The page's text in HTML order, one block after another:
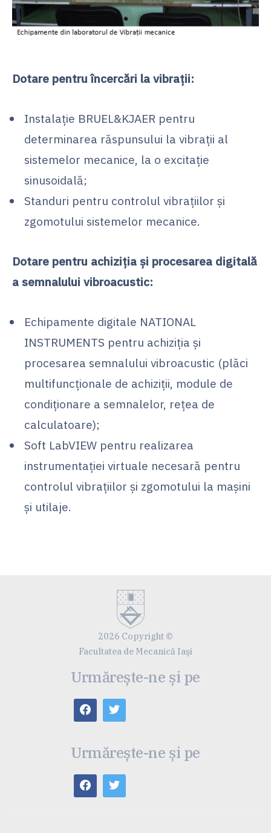
Dotare pentru încercări la vibraţii:
Instalaţie BRUEL&KJAER pentru
determinarea răspunsului la vibraţii al
sistemelor mecanice, la o excitaţie
sinusoidală;
Standuri pentru controlul vibrațiilor şi
zgomotului sistemelor mecanice.
Dotare pentru achiziţia şi procesarea digitală
a semnalului vibroacustic:
Echipamente digitale NATIONAL
INSTRUMENTS pentru achiziţia şi
procesarea semnalului vibroacustic (plăci
multifuncţionale de achiziţii, module de
condiţionare a semnalelor, rețea de
calculatoare);
Soft LabVIEW pentru realizarea
instrumentaţiei virtuale necesară pentru
controlul vibraţiilor şi zgomotului la maşini
şi utilaje.
2026 Copyright ©
Facultatea de Mecanică Iaşi
Urmărește-ne și pe
Urmărește-ne și pe